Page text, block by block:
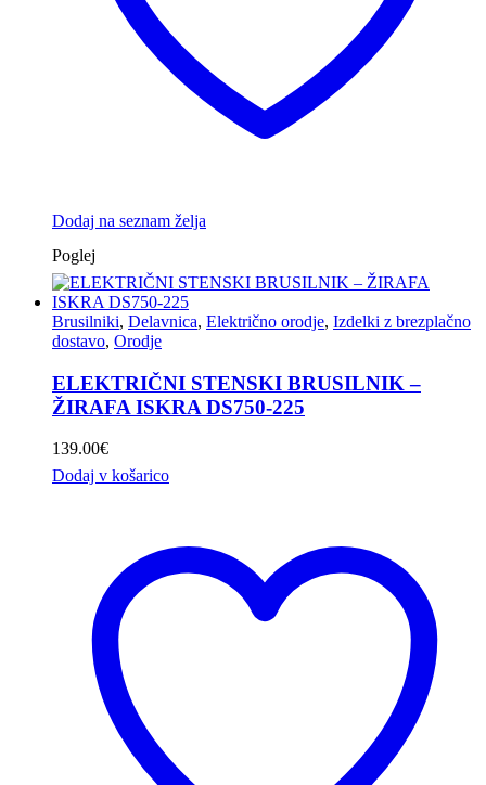
Dodaj na seznam želja
Poglej
Brusilniki, Delavnica, Električno orodje, Izdelki z brezplačno
dostavo, Orodje
ELEKTRIČNI STENSKI BRUSILNIK –
ŽIRAFA ISKRA DS750-225
139.00€
Dodaj v košarico